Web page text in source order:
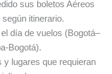
sus boletos Aéreos
itinerario.
día de vuelos (Bogotá–
Bogotá).
y lugares que requieran